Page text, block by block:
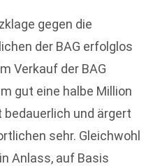
gegen die
der BAG erfolglos
Verkauf der BAG
gut eine halbe Million
und ärgert
sehr. Gleichwohl
Anlass, auf Basis